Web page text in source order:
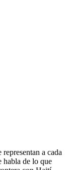
a cada
habla de lo que